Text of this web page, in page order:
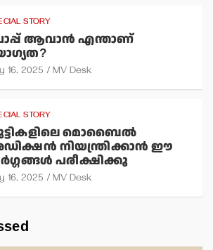
STORY
ആവാന്‍ എന്താണ്
16, 2025 MV Desk
STORY
മൊബൈല്‍
നിയന്ത്രിക്കാന്‍ ഈ
പരീക്ഷിക്കൂ
16, 2025 MV Desk